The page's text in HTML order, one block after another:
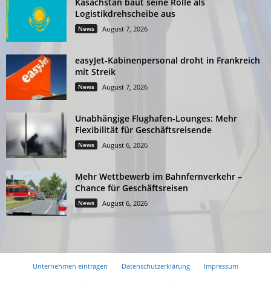
Logistikdrehscheibe aus
News August 7, 2026
easyJet-Kabinenpersonal droht in Frankreich
mit Streik
News August 7, 2026
Unabhängige Flughafen-Lounges: Mehr
Flexibilität für Geschäftsreisende
News August 6, 2026
Mehr Wettbewerb im Bahnfernverkehr –
Chance für Geschäftsreisen
News August 6, 2026
Unternehmen eintragen Datenschutzerklärung
Impressum